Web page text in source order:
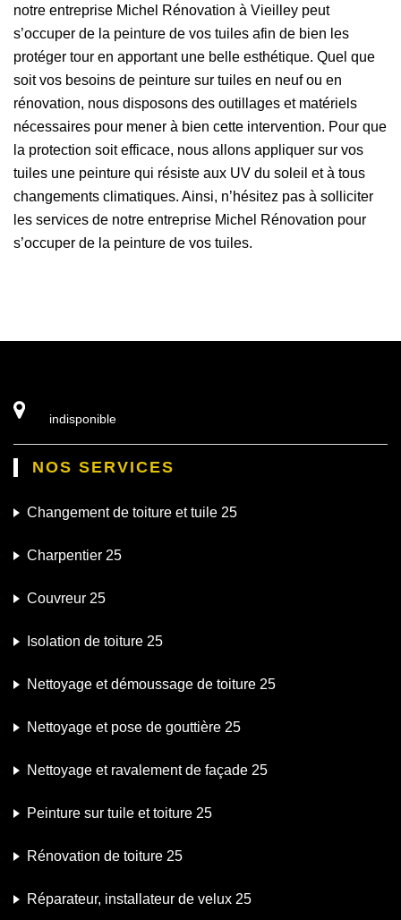
notre entreprise Michel Rénovation à Vieilley peut
s’occuper de la peinture de vos tuiles afin de bien les
protéger tour en apportant une belle esthétique. Quel que
soit vos besoins de peinture sur tuiles en neuf ou en
rénovation, nous disposons des outillages et matériels
nécessaires pour mener à bien cette intervention. Pour que
la protection soit efficace, nous allons appliquer sur vos
tuiles une peinture qui résiste aux UV du soleil et à tous
changements climatiques. Ainsi, n’hésitez pas à solliciter
les services de notre entreprise Michel Rénovation pour
s’occuper de la peinture de vos tuiles.
indisponible
NOS SERVICES
Changement de toiture et tuile 25
Charpentier 25
Couvreur 25
Isolation de toiture 25
Nettoyage et démoussage de toiture 25
Nettoyage et pose de gouttière 25
Nettoyage et ravalement de façade 25
Peinture sur tuile et toiture 25
Rénovation de toiture 25
Réparateur, installateur de velux 25